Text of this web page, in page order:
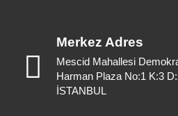
Merkez Adres
Mescid Mahallesi
Harman Plaza No:1 K:3
İSTANBUL